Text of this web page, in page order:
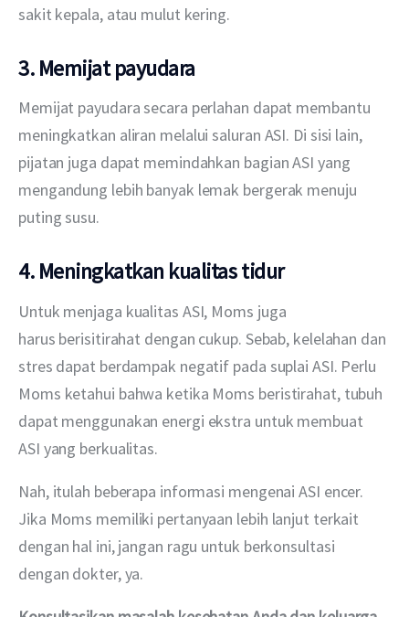
sakit kepala, atau mulut kering.
3. Memijat payudara
Memijat payudara secara perlahan dapat membantu
meningkatkan aliran melalui saluran ASI. Di sisi lain,
pijatan juga dapat memindahkan bagian ASI yang
mengandung lebih banyak lemak bergerak menuju
puting susu.
4. Meningkatkan kualitas tidur
Untuk menjaga kualitas ASI, Moms juga
harus berisitirahat dengan cukup. Sebab, kelelahan dan
stres dapat berdampak negatif pada suplai ASI. Perlu
Moms ketahui bahwa ketika Moms beristirahat, tubuh
dapat menggunakan energi ekstra untuk membuat
ASI yang berkualitas.
Nah, itulah beberapa informasi mengenai ASI encer.
Jika Moms memiliki pertanyaan lebih lanjut terkait
dengan hal ini, jangan ragu untuk berkonsultasi
dengan dokter, ya.